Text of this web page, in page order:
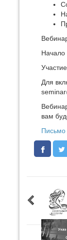
Начало
Для
вам
Письмо